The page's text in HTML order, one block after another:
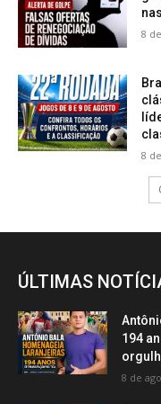
8
8
ÚLTIMAS
194
8 de